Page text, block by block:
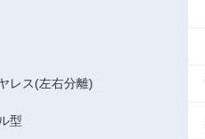
レス(左右分離)
型